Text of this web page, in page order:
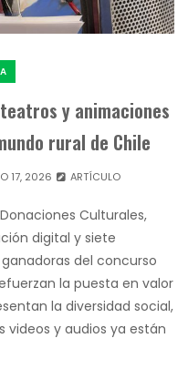
y animaciones
rural de Chile
17, 2026 ARTÍCULO
Culturales,
digital y siete
del concurso
la puesta en valor
la diversidad social,
videos y audios ya están